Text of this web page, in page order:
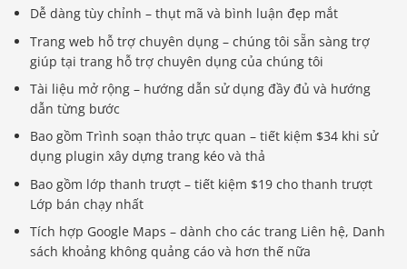
Dễ dàng tùy chỉnh – thụt mã và bình luận đẹp mắt
Trang web hỗ trợ chuyên dụng – chúng tôi sẵn sàng trợ
giúp tại trang hỗ trợ chuyên dụng của chúng tôi
Tài liệu mở rộng – hướng dẫn sử dụng đầy đủ và hướng
dẫn từng bước
Bao gồm Trình soạn thảo trực quan – tiết kiệm $34 khi sử
dụng plugin xây dựng trang kéo và thả
Bao gồm lớp thanh trượt – tiết kiệm $19 cho thanh trượt
Lớp bán chạy nhất
Tích hợp Google Maps – dành cho các trang Liên hệ, Danh
sách khoảng không quảng cáo và hơn thế nữa